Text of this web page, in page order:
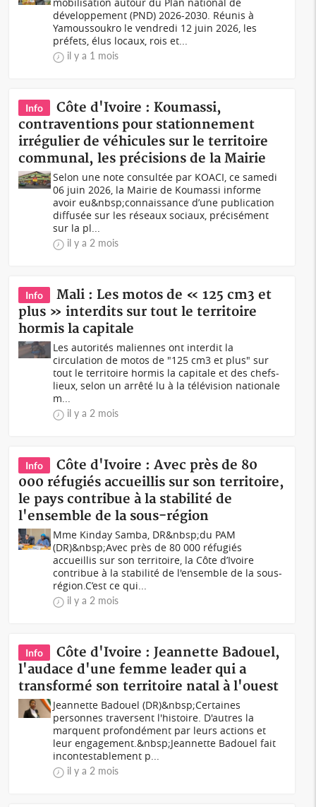
développement (PND) 2026-2030. Réunis à
Yamoussoukro le vendredi 12 juin 2026, les
préfets, élus locaux, rois et...
il y a 1 mois
Info
Côte d'Ivoire : Koumassi,
contraventions pour stationnement
irrégulier de véhicules sur le territoire
communal, les précisions de la Mairie
Selon une note consultée par KOACI, ce samedi
06 juin 2026, la Mairie de Koumassi informe
avoir eu&nbsp;connaissance d’une publication
diffusée sur les réseaux sociaux, précisément
sur la pl...
il y a 2 mois
Info
Mali : Les motos de « 125 cm3 et
plus » interdits sur tout le territoire
hormis la capitale
Les autorités maliennes ont interdit la
circulation de motos de "125 cm3 et plus" sur
tout le territoire hormis la capitale et des chefs-
lieux, selon un arrêté lu à la télévision nationale
m...
il y a 2 mois
Info
Côte d'Ivoire : Avec près de 80
000 réfugiés accueillis sur son territoire,
le pays contribue à la stabilité de
l'ensemble de la sous-région
Mme Kinday Samba, DR&nbsp;du PAM
(DR)&nbsp;Avec près de 80 000 réfugiés
accueillis sur son territoire, la Côte d’Ivoire
contribue à la stabilité de l'ensemble de la sous-
région.C’est ce qui...
il y a 2 mois
Info
Côte d'Ivoire : Jeannette Badouel,
l'audace d'une femme leader qui a
transformé son territoire natal à l'ouest
Jeannette Badouel (DR)&nbsp;Certaines
personnes traversent l'histoire. D'autres la
marquent profondément par leurs actions et
leur engagement.&nbsp;Jeannette Badouel fait
incontestablement p...
il y a 2 mois